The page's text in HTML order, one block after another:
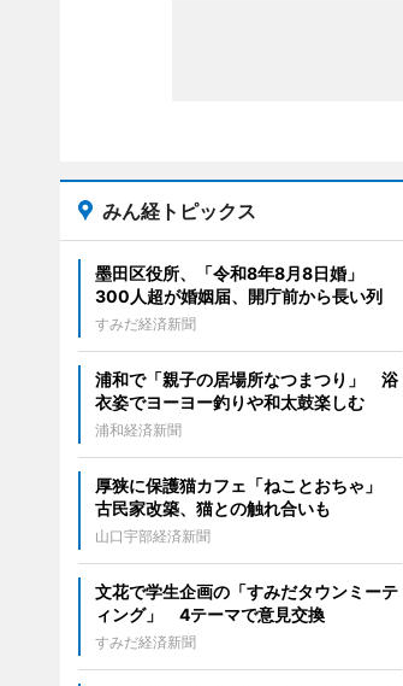
みん経トピックス
墨田区役所、「令和8年8月8日婚」
300人超が婚姻届、開庁前から長い列
すみだ経済新聞
浦和で「親子の居場所なつまつり」 浴
衣姿でヨーヨー釣りや和太鼓楽しむ
浦和経済新聞
厚狭に保護猫カフェ「ねことおちゃ」
古民家改築、猫との触れ合いも
山口宇部経済新聞
文花で学生企画の「すみだタウンミーテ
ィング」 4テーマで意見交換
すみだ経済新聞